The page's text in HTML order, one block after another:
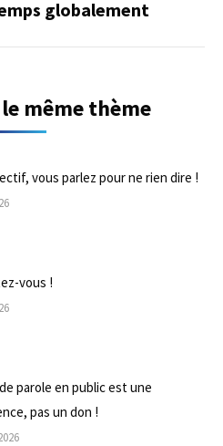
Ongletglobalement
même thème
vous parlez pour ne rien dire !
vous !
parole en public est une
pas un don !